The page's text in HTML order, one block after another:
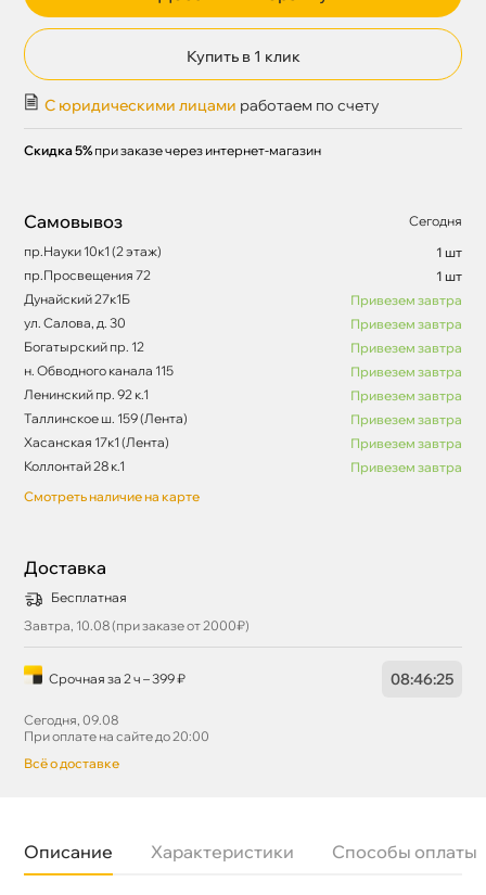
Купить в 1 клик
С юридическими лицами работаем по счету
Скидка 5% при заказе через интернет-магазин
Самовывоз
Сегодня
пр.Науки 10к1 (2 этаж)
1 шт
пр.Просвещения 72
1 шт
Дунайский 27к1Б
Привезем завтра
ул. Салова, д. 30
Привезем завтра
Богатырский пр. 12
Привезем завтра
н. Обводного канала 115
Привезем завтра
Ленинский пр. 92 к.1
Привезем завтра
Таллинское ш. 159 (Лента)
Привезем завтра
Хасанская 17к1 (Лента)
Привезем завтра
Коллонтай 28 к.1
Привезем завтра
Смотреть наличие на карте
Доставка
Бесплатная
Завтра, 10.08 (при заказе от 2000₽)
Срочная за 2 ч – 399 ₽ 08:46:25
Сегодня, 09.08
При оплате на сайте до 20:00
сё о доставке
Описание Характеристики Способы оплаты